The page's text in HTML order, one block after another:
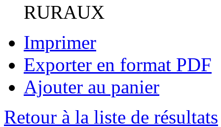
RURAUX
Imprimer
Exporter en format PDF
Ajouter au panier
Retour à la liste de résultats